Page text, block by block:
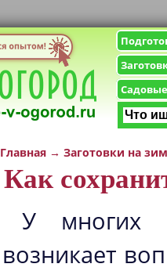
Главная → Заготовки на
Как
У многих
возникает